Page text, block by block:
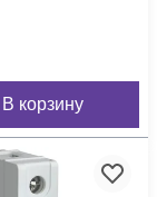
В корзину